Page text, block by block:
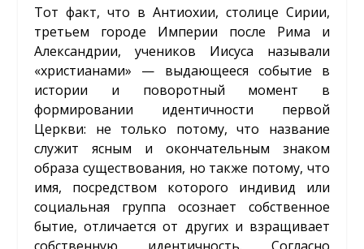
Тот факт, что в Антиохии, столице Сирии,
третьем городе Империи после Рима и
Александрии, учеников Иисуса называли
«христианами» — выдающееся событие в
истории и поворотный момент в
формировании идентичности первой
Церкви: не только потому, что название
служит ясным и окончательным знаком
образа существования, но также потому, что
имя, посредством которого индивид или
социальная группа осознает собственное
бытие, отличается от других и взращивает